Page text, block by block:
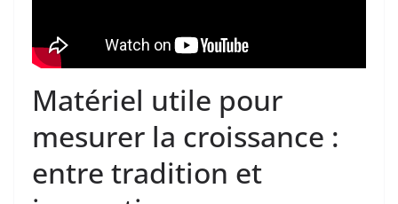
Matériel utile pour
mesurer la croissance :
entre tradition et